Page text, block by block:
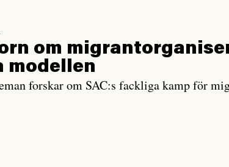
om
modellen
forskar om SAC:s fackliga kamp för